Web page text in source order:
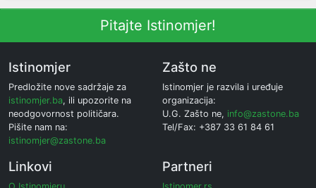
Pitajte Istinomjer!
Istinomjer
Predložite nove sadržaje za
istinomjer.ba, ili upozorite na
neodgovornost političara.
Pišite nam na:
istinomjer@zastone.ba
Zašto ne
Istinomjer je razvila i uređuje
organizacija:
U.G. Zašto ne, info@zastone.ba
Tel/Fax: +387 33 61 84 61
Linkovi Partneri